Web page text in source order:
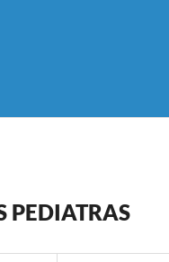
PEDIATRAS